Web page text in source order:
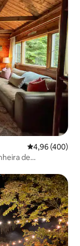
4,96 de uma
4,96 (400)
de